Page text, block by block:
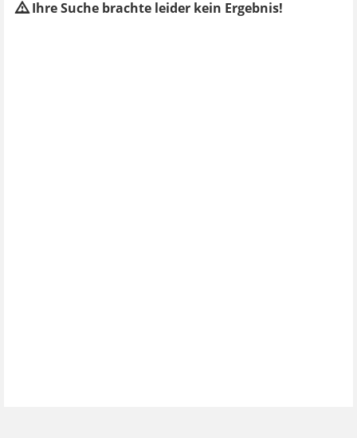
Ihre Suche brachte leider kein Ergebnis!